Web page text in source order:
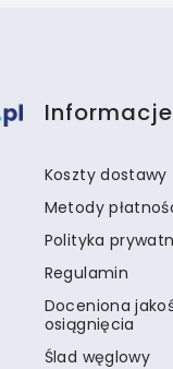
Informacje
Koszty dostawy
Metody
Polityka
Regulamin
Doceniona
osiągnięcia
Ślad węglowy